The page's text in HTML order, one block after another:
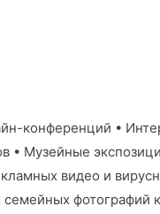
конференций •
• Музейные
видео и
фотографий